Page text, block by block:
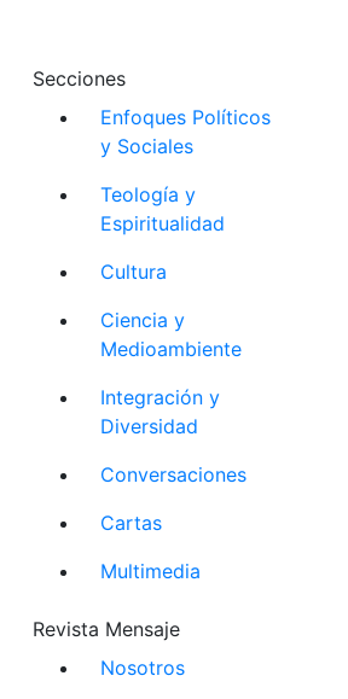
Secciones
Enfoques Políticos
y Sociales
Teología y
Espiritualidad
Cultura
Ciencia y
Medioambiente
Integración y
Diversidad
Conversaciones
Cartas
Multimedia
Revista Mensaje
Nosotros